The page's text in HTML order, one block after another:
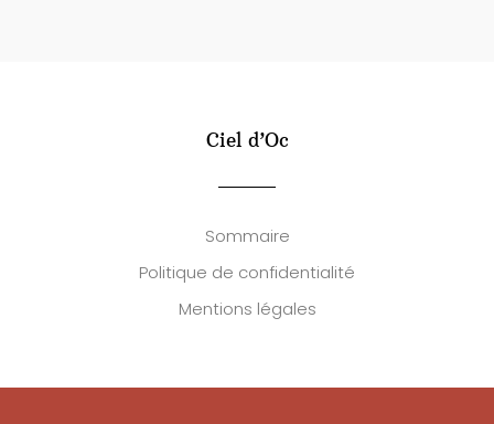
Ciel d’Oc
Sommaire
Politique de confidentialité
Mentions légales